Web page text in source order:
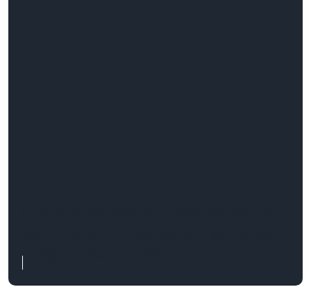
w sprzedaży online